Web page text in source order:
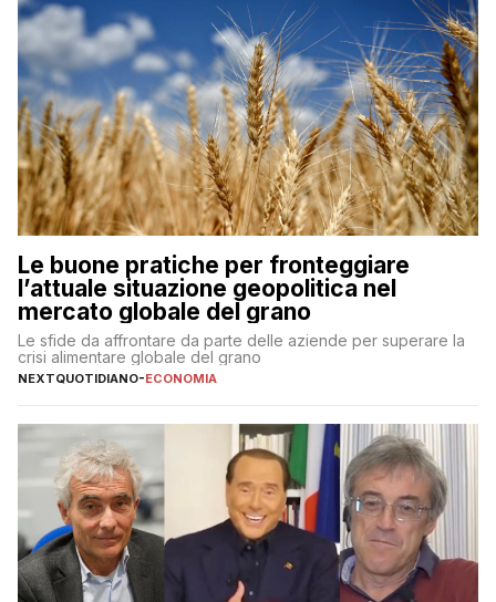
Le buone pratiche per fronteggiare
l’attuale situazione geopolitica nel
mercato globale del grano
Le sfide da affrontare da parte delle aziende per superare la
crisi alimentare globale del grano
NEXTQUOTIDIANO-ECONOMIA